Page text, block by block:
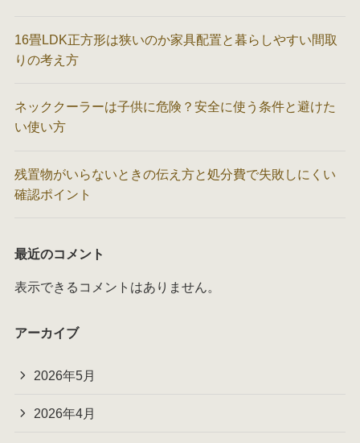
16畳LDK正方形は狭いのか家具配置と暮らしやすい間取
りの考え方
ネッククーラーは子供に危険？安全に使う条件と避けた
い使い方
残置物がいらないときの伝え方と処分費で失敗しにくい
確認ポイント
最近のコメント
表示できるコメントはありません。
アーカイブ
2026年5月
2026年4月